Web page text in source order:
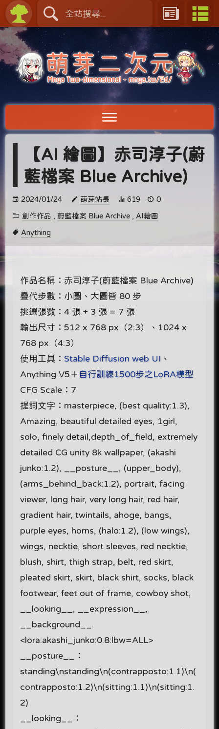
【AI 繪圖】赤司淳子(蔚
藍檔案 Blue Archive)
2024/01/24 萌芽站長 619 0
創作作品 , 蔚藍檔案 Blue Archive , AI繪圖
Anything
作品名稱：赤司淳子(蔚藍檔案 Blue Archive)
疊代步數：小圖、大圖皆 80 步
挑選張數：4 張 + 3 張 = 7 張
輸出尺寸：512 x 768 px（2:3）、1024 x
768 px（4:3）
使用工具： Stable Diffusion web UI 、
Anything V5＋ 自行訓練1500步之LoRA模型
CFG Scale：7
提詞文字：masterpiece, (best quality:1.3),
Amazing, beautiful detailed eyes, 1girl,
solo, finely detail,depth_of_field, extremely
detailed CG unity 8k wallpaper, (akashi
junko:1.2), __posture__, (upper_body),
(arms_behind_back:1.2), portrait, facing
viewer, long hair, very long hair, red hair,
gradient hair, twintails, ahoge, bangs,
purple eyes, horns, (halo:1.2), (low wings),
wings, necktie, short sleeves, red necktie,
blush, shirt, thigh strap, belt, red skirt,
pleated skirt, skirt, black shirt, socks, black
footwear, feet out of frame, cowboy shot,
__looking__, __expression__,
__background__.
<lora:akashi_junko:0.8:lbw=ALL>
__posture__：
standing\nstanding\n(contrapposto:1.1)\n(
contrapposto:1.2)\n(sitting:1.1)\n(sitting:1.
2)
__looking__：